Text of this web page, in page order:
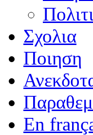
Σχολια
Ποιηση
En